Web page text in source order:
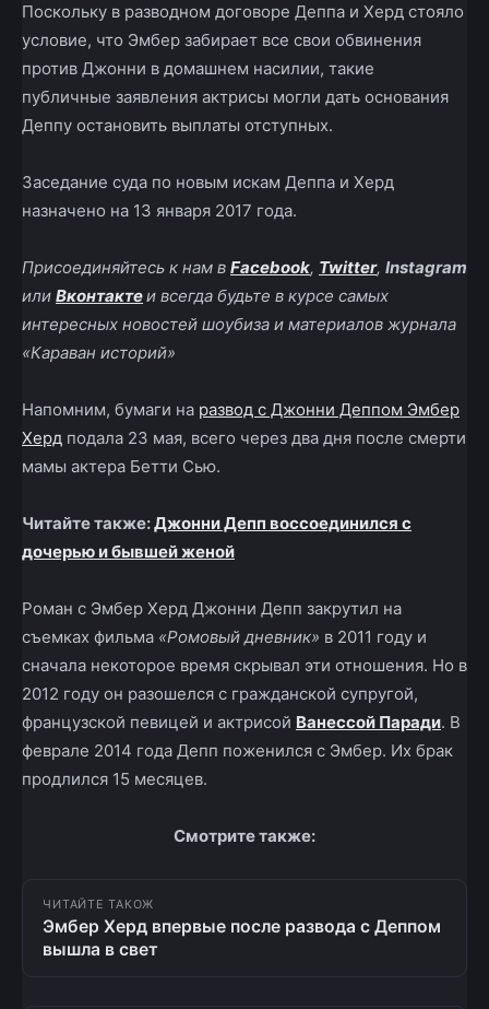
Поскольку в разводном договоре Деппа и Херд стояло
условие, что Эмбер забирает все свои обвинения
против Джонни в домашнем насилии, такие
публичные заявления актрисы могли дать основания
Деппу остановить выплаты отступных.
Заседание суда по новым искам Деппа и Херд
назначено на 13 января 2017 года.
Присоединяйтесь к нам в Facebook, Twitter, Instagram
или Вконтактеи всегда будьте в курсе самых
интересных новостей шоубиза и материалов журнала
«Караван историй»
Напомним, бумаги на развод с Джонни Деппом Эмбер
Херд подала 23 мая, всего через два дня после смерти
мамы актера Бетти Сью.
Читайте также:Джонни Депп воссоединился с
дочерью и бывшей женой
Роман с Эмбер Херд Джонни Депп закрутил на
съемках фильма «Ромовый дневник» в 2011 году и
сначала некоторое время скрывал эти отношения. Но в
2012 году он разошелся с гражданской супругой,
французской певицей и актрисой Ванессой Паради. В
феврале 2014 года Депп поженился с Эмбер. Их брак
продлился 15 месяцев.
Смотрите также:
ЧИТАЙТЕ ТАКОЖ
Эмбер Херд впервые после развода с Деппом
вышла в свет